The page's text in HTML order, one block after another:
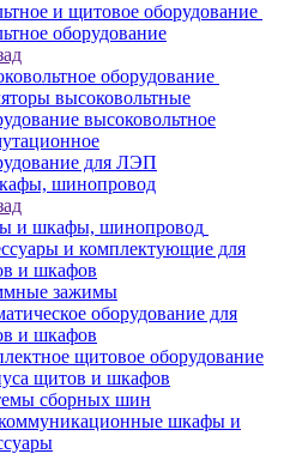
и щитовое оборудование
оборудование
оборудование
высоковольтные
высоковольтное
для ЛЭП
шинопровод
и шкафы, шинопровод
и комплектующие для
и шкафов
зажимы
оборудование для
и шкафов
щитовое оборудование
щитов и шкафов
сборных шин
шкафы и